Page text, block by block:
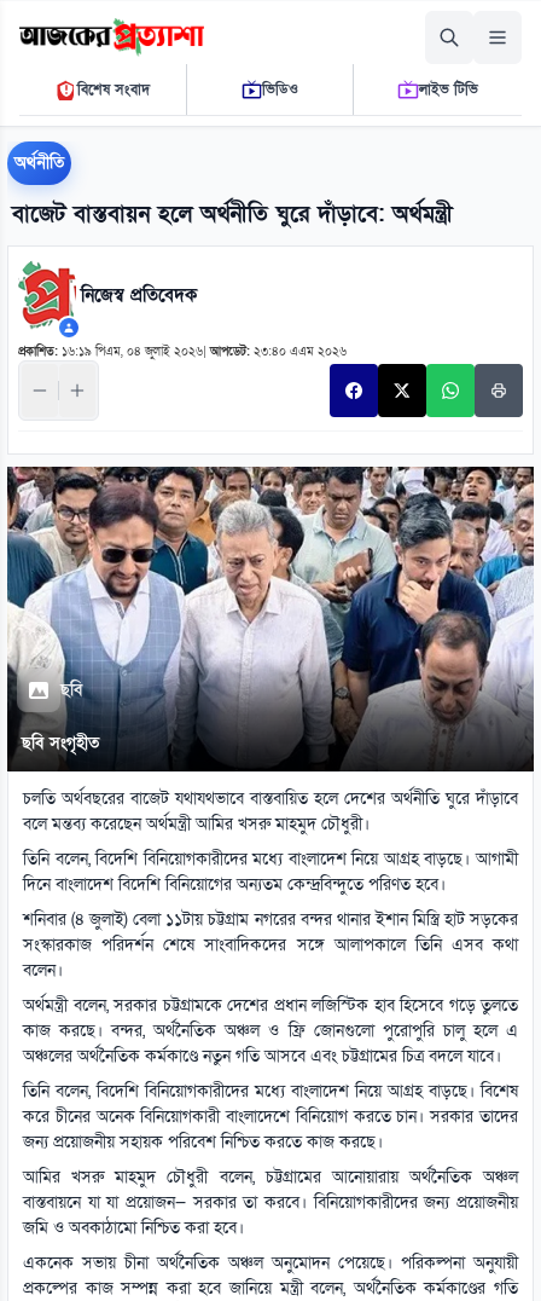
শুক্রবার, ০৭ আগস্ট ২০২৬
০৯ ২২ ২৭ এ.এম.THE DAILY AJKER PROTTASHA
বিশেষ সংবাদ ভিডিও লাইভ টিভি
অর্থনীতি
বাজেট বাস্তবায়ন হলে অর্থনীতি ঘুরে দাঁড়াবে: অর্থমন্ত্রী
নিজেস্ব প্রতিবেদক
প্রকাশিত: ১৬:১৯ পিএম, ০৪ জুলাই ২০২৬ |আপডেট: ২৩:৪০ এএম ২০২৬
ছবি
ছবি সংগৃহীত
চলতি অর্থবছরের বাজেট যথাযথভাবে বাস্তবায়িত হলে দেশের অর্থনীতি ঘুরে দাঁড়াবে
বলে মন্তব্য করেছেন অর্থমন্ত্রী আমির খসরু মাহমুদ চৌধুরী।
তিনি বলেন, বিদেশি বিনিয়োগকারীদের মধ্যে বাংলাদেশ নিয়ে আগ্রহ বাড়ছে। আগামী
দিনে বাংলাদেশ বিদেশি বিনিয়োগের অন্যতম কেন্দ্রবিন্দুতে পরিণত হবে।
শনিবার (৪ জুলাই) বেলা ১১টায় চট্টগ্রাম নগরের বন্দর থানার ইশান মিস্ত্রি হাট সড়কের
সংস্কারকাজ পরিদর্শন শেষে সাংবাদিকদের সঙ্গে আলাপকালে তিনি এসব কথা
বলেন।
অর্থমন্ত্রী বলেন, সরকার চট্টগ্রামকে দেশের প্রধান লজিস্টিক হাব হিসেবে গড়ে তুলতে
কাজ করছে। বন্দর, অর্থনৈতিক অঞ্চল ও ফ্রি জোনগুলো পুরোপুরি চালু হলে এ
অঞ্চলের অর্থনৈতিক কর্মকাণ্ডে নতুন গতি আসবে এবং চট্টগ্রামের চিত্র বদলে যাবে।
তিনি বলেন, বিদেশি বিনিয়োগকারীদের মধ্যে বাংলাদেশ নিয়ে আগ্রহ বাড়ছে। বিশেষ
করে চীনের অনেক বিনিয়োগকারী বাংলাদেশে বিনিয়োগ করতে চান। সরকার তাদের
জন্য প্রয়োজনীয় সহায়ক পরিবেশ নিশ্চিত করতে কাজ করছে।
আমির খসরু মাহমুদ চৌধুরী বলেন, চট্টগ্রামের আনোয়ারায় অর্থনৈতিক অঞ্চল
বাস্তবায়নে যা যা প্রয়োজন— সরকার তা করবে। বিনিয়োগকারীদের জন্য প্রয়োজনীয়
জমি ও অবকাঠামো নিশ্চিত করা হবে।
একনেক সভায় চীনা অর্থনৈতিক অঞ্চল অনুমোদন পেয়েছে। পরিকল্পনা অনুযায়ী
প্রকল্পের কাজ সম্পন্ন করা হবে জানিয়ে মন্ত্রী বলেন, অর্থনৈতিক কর্মকাণ্ডের গতি